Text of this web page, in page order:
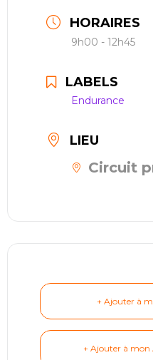
réserver ma séance
HORAIRES
9h00 - 12h45
LABELS
Endurance
LIEU
Circuit
+ Ajouter à
+ Ajouter à mon